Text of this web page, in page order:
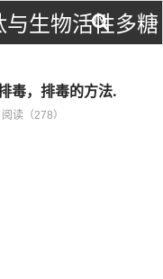
生物活性多糖
毒，排毒的方法.
阅读（278）